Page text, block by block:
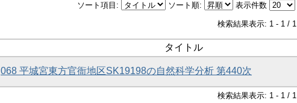
ソート項目: ソート順: 表示件数
検索結果表示: 1 - 1 / 1
タイトル
068 平城宮東方官衙地区SK19198の自然科学分析 第440次
検索結果表示: 1 - 1 / 1